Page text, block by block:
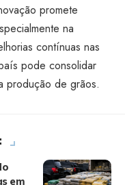
promete
na
contínuas nas
pode consolidar
produção de grãos.
em